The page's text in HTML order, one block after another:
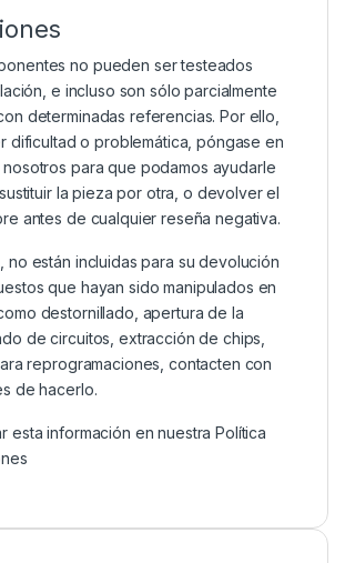
no pueden ser testeados
e incluso son sólo parcialmente
determinadas referencias. Por ello,
dificultad o problemática, póngase en
para que podamos ayudarle
la pieza por otra, o devolver el
antes de cualquier reseña negativa.
no están incluidas para su devolución
que hayan sido manipulados en
destornillado, apertura de la
de circuitos, extracción de chips,
reprogramaciones, contacten con
de hacerlo.
esta información en nuestraPolítica